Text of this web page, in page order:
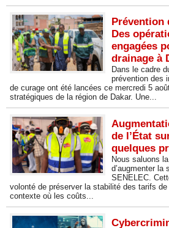
Prévention
Des
engagées
drainage à
Dans le cadre
prévention des
de curage ont été lancées ce mercredi 5
stratégiques de la région de Dakar. Une...
de l’État
quelques
Nous saluons
d’augmenter la
SENELEC.
volonté de préserver la stabilité des tarifs de
contexte où les coûts...